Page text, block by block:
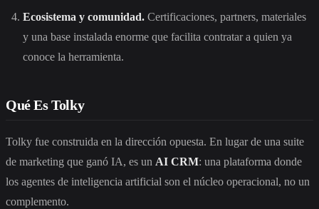
Ecosistema y comunidad. Certificaciones, partners, materiales
y una base instalada enorme que facilita contratar a quien ya
conoce la herramienta.
Qué Es Tolky
Tolky fue construida en la dirección opuesta. En lugar de una suite
de marketing que ganó IA, es un AI CRM: una plataforma donde
los agentes de inteligencia artificial son el núcleo operacional, no un
complemento.